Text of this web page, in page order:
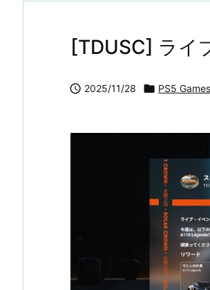
[TDUSC] ライ
 2025/11/28  PS5 Games